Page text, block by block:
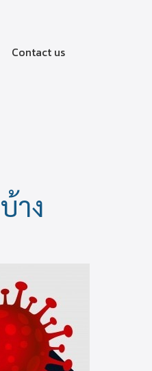
Contact us
าง